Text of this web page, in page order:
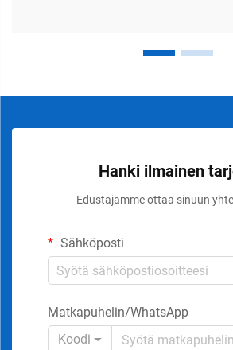
Hanki ilmainen
Edustajamme ottaa sinuun
Sähköposti
Matkapuhelin/WhatsApp
Koodi